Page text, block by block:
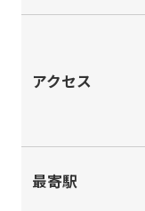
アクセス
最寄駅